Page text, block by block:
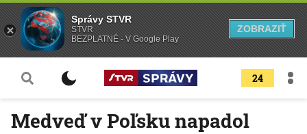
24
Medveď v Poľsku napadol
Správy STVR
STVR
BEZPLATNÉ - V Google Play
ZOBRAZIŤ